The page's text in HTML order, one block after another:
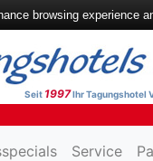
Seit 1997Ihr Tagungshotel
Service
browsing experience